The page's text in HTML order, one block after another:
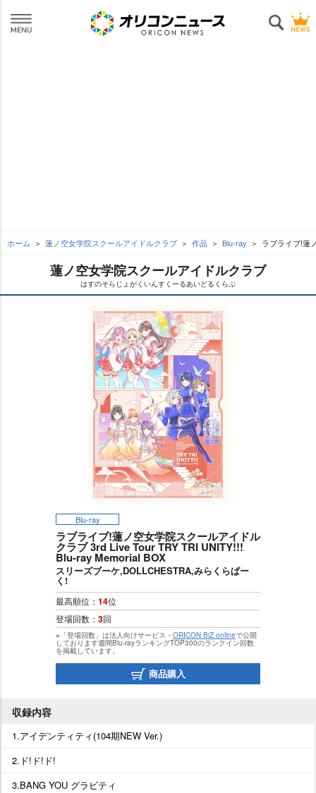
ホーム 蓮ノ空女学院スクールアイドルクラブ 作品 Blu-ray ラブライブ!蓮
蓮ノ空女学院スクールアイドルクラブ
はすのそらじょがくいんすくーるあいどるくらぶ
Blu-ray
ラブライブ!蓮ノ空女学院スクールアイドル
クラブ 3rd Live Tour TRY TRI UNITY!!!
Blu-ray Memorial BOX
スリーズブーケ,DOLLCHESTRA,みらくらぱー
く!
最高順位： 14位
登場回数： 3回
※「登場回数」は法人向けサービス・ ORICON BiZ onlineで公開
しております週間Blu-rayランキングTOP300のランクイン回数
を掲載しています。
商品購入
収録内容
1.アイデンティティ(104期NEW Ver.)
2.ド!ド!ド!
3.BANG YOU グラビティ